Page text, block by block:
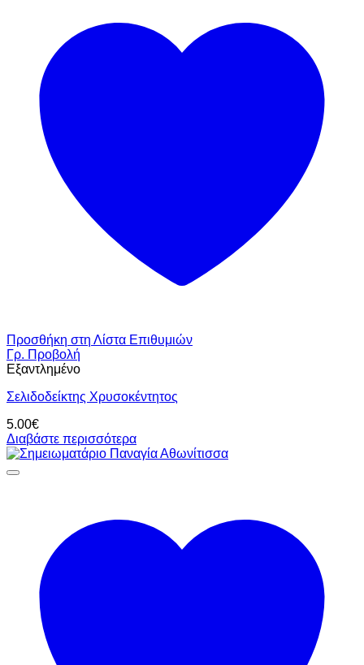
Προσθήκη στη Λίστα Επιθυμιών
Γρ. Προβολή
Εξαντλημένο
Σελιδοδείκτης Χρυσοκέντητος
5.00€
Διαβάστε περισσότερα